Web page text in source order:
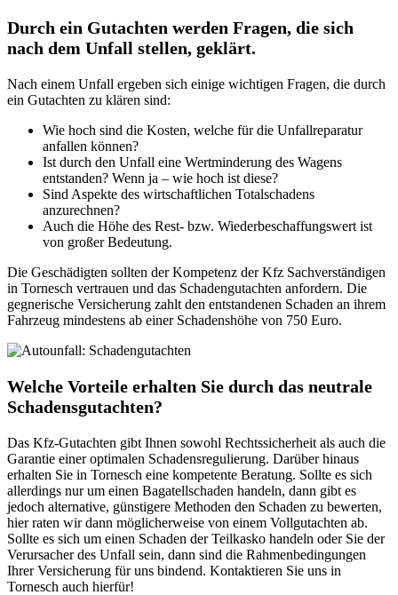
Durch ein Gutachten werden Fragen, die sich
nach dem Unfall stellen, geklärt.
Nach einem Unfall ergeben sich einige wichtigen Fragen, die durch
ein Gutachten zu klären sind:
Wie hoch sind die Kosten, welche für die Unfallreparatur
anfallen können?
Ist durch den Unfall eine Wertminderung des Wagens
entstanden? Wenn ja – wie hoch ist diese?
Sind Aspekte des wirtschaftlichen Totalschadens
anzurechnen?
Auch die Höhe des Rest- bzw. Wiederbeschaffungswert ist
von großer Bedeutung.
Die Geschädigten sollten der Kompetenz der Kfz Sachverständigen
in Tornesch vertrauen und das Schadengutachten anfordern. Die
gegnerische Versicherung zahlt den entstandenen Schaden an ihrem
Fahrzeug mindestens ab einer Schadenshöhe von 750 Euro.
Welche Vorteile erhalten Sie durch das neutrale
Schadensgutachten?
Das Kfz-Gutachten gibt Ihnen sowohl Rechtssicherheit als auch die
Garantie einer optimalen Schadensregulierung. Darüber hinaus
erhalten Sie in Tornesch eine kompetente Beratung. Sollte es sich
allerdings nur um einen Bagatellschaden handeln, dann gibt es
jedoch alternative, günstigere Methoden den Schaden zu bewerten,
hier raten wir dann möglicherweise von einem Vollgutachten ab.
Sollte es sich um einen Schaden der Teilkasko handeln oder Sie der
Verursacher des Unfall sein, dann sind die Rahmenbedingungen
Ihrer Versicherung für uns bindend. Kontaktieren Sie uns in
Tornesch auch hierfür!